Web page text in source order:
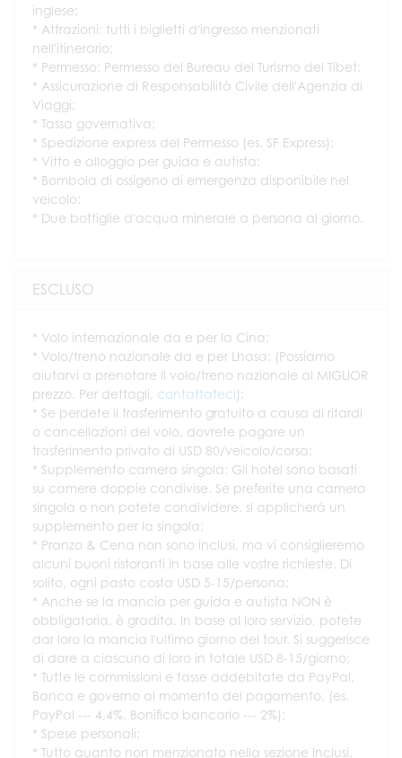
inglese;
* Attrazioni: tutti i biglietti d'ingresso menzionati
nell'itinerario;
* Permesso: Permesso del Bureau del Turismo del Tibet;
* Assicurazione di Responsabilità Civile dell'Agenzia di
Viaggi;
* Tassa governativa;
* Spedizione express del Permesso (es. SF Express);
* Vitto e alloggio per guida e autista;
* Bombola di ossigeno di emergenza disponibile nel
veicolo;
* Due bottiglie d'acqua minerale a persona al giorno.
ESCLUSO
* Volo internazionale da e per la Cina;
* Volo/treno nazionale da e per Lhasa; (Possiamo
aiutarvi a prenotare il volo/treno nazionale al MIGLIOR
prezzo. Per dettagli, contattateci);
* Se perdete il trasferimento gratuito a causa di ritardi
o cancellazioni del volo, dovrete pagare un
trasferimento privato di USD 80/veicolo/corsa;
* Supplemento camera singola: Gli hotel sono basati
su camere doppie condivise. Se preferite una camera
singola o non potete condividere, si applicherà un
supplemento per la singola;
* Pranzo & Cena non sono inclusi, ma vi consiglieremo
alcuni buoni ristoranti in base alle vostre richieste. Di
solito, ogni pasto costa USD 5-15/persona;
* Anche se la mancia per guida e autista NON è
obbligatoria, è gradita. In base al loro servizio, potete
dar loro la mancia l'ultimo giorno del tour. Si suggerisce
di dare a ciascuno di loro in totale USD 8-15/giorno;
* Tutte le commissioni e tasse addebitate da PayPal,
Banca e governo al momento del pagamento. (es.
PayPal --- 4,4%. Bonifico bancario --- 2%);
* Spese personali;
* Tutto quanto non menzionato nella sezione Inclusi.